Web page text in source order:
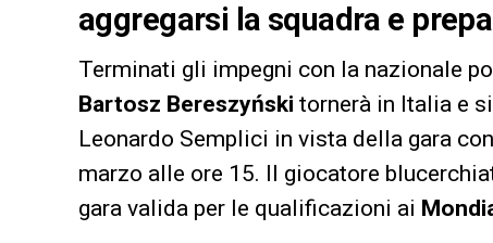
aggregarsi la squadra e
Terminati gli impegni con la nazionale
Bartosz Bereszyński tornerà in Italia e
Leonardo Semplici in vista della gara
marzo alle ore 15. Il giocatore
gara valida per le qualificazioni ai